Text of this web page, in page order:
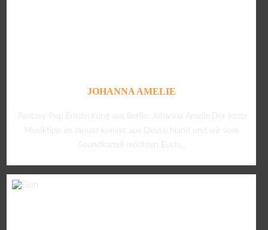
JOHANNA AMELIE
Fantasy-Pop Entdeckung aus Berlin: Johanna Amelie Der letzte
Musiktipp im Januar kommt aus Deutschland und wir vom
Soundkartell möchten Euch...